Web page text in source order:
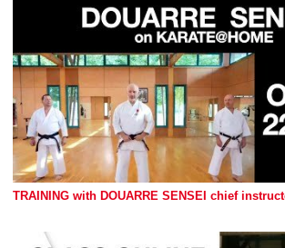
TRAINING with DOUARRE SENSEI chief